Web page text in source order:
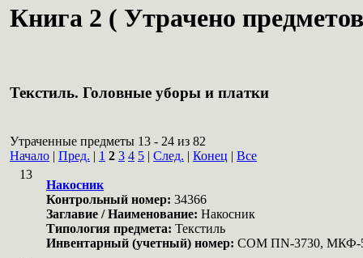
Книга 2 ( Утрачено
Текстиль. Головные уборы и платки
Утраченные предметы 13 - 24 из 82
Начало | Пред. | 1 2 3 4 5 | След. | Конец | Все
13
Накосник
Контрольный номер: 34366
Заглавие / Наименование: Накосник
Типология предмета: Текстиль
Инвентарный (учетный) номер: COM ПN-3730, МКФ-